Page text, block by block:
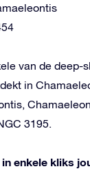
van de deep-
in
3195.
enkele kliks